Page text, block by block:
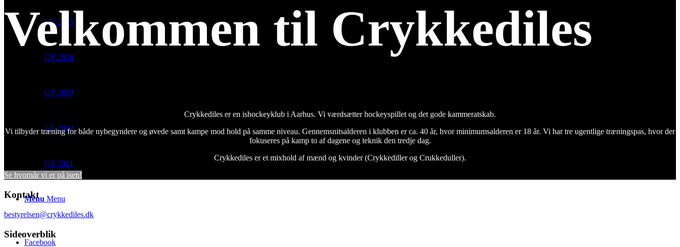
GF 2025
GF 2024
GF 2023
GF 2022
GF 2021
Menu Menu
Facebook
Velkommen til Crykkediles
Crykkediles er en ishockeyklub i Aarhus. Vi værdsætter hockeyspillet og det gode kammeratskab.
Vi tilbyder træning for både nybegyndere og øvede samt kampe mod hold på samme niveau. Gennemsnitsalderen i klubben er ca. 40 år, hvor minimumsalderen er 18 år. Vi har tre ugentlige træningspas, hvor der
fokuseres på kamp to af dagene og teknik den tredje dag.
Crykkediles er et mixhold af mænd og kvinder (Crykkediller og Crukkeduller).
Se hvornår vi er på isen!
Kontakt
bestyrelsen@crykkediles.dk
Sideoverblik